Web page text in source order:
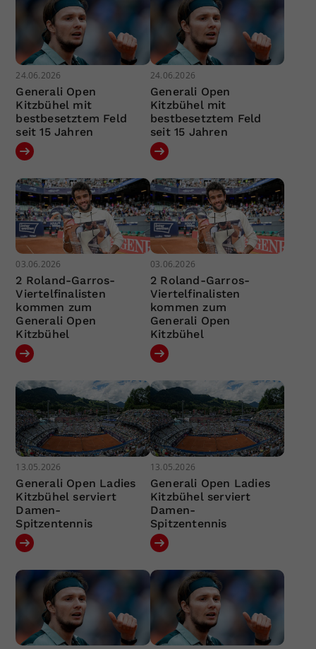
24.06.2026
Generali Open
Kitzbühel mit
bestbesetztem Feld
seit 15 Jahren
24.06.2026
Generali Open
Kitzbühel mit
bestbesetztem Feld
seit 15 Jahren
03.06.2026
2 Roland-Garros-
Viertelfinalisten
kommen zum
Generali Open
Kitzbühel
03.06.2026
2 Roland-Garros-
Viertelfinalisten
kommen zum
Generali Open
Kitzbühel
13.05.2026
Generali Open Ladies
Kitzbühel serviert
Damen-
Spitzentennis
13.05.2026
Generali Open Ladies
Kitzbühel serviert
Damen-
Spitzentennis